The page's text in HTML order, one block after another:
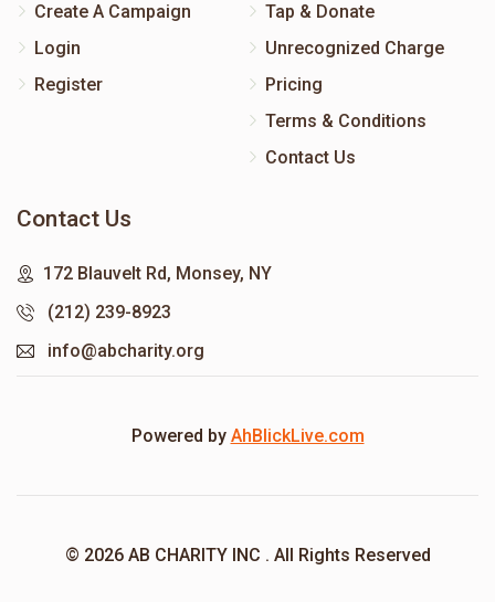
Create A Campaign
Login
Register
Tap & Donate
Unrecognized Charge
Pricing
Terms & Conditions
Contact Us
Contact Us
172 Blauvelt Rd, Monsey, NY
(212) 239-8923
info@abcharity.org
Powered by AhBlickLive.com
© 2026 AB CHARITY INC . All Rights Reserved